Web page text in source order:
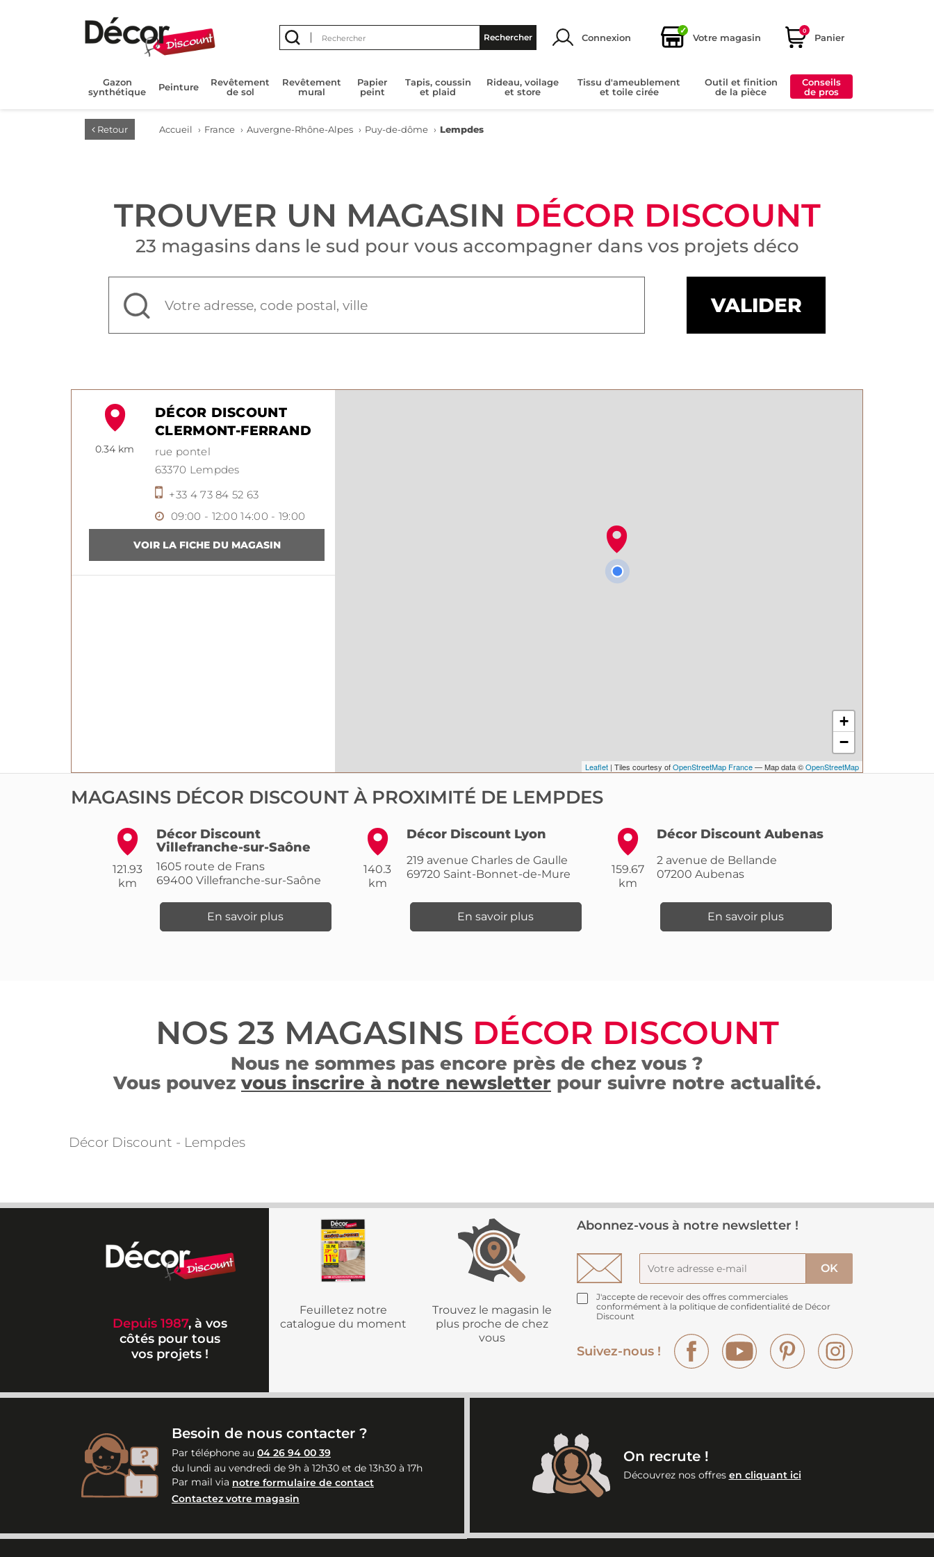
Rechercher Connexion
✓
Votre magasin
0
Panier
Gazon
synthétique
Peinture
Revêtement
de sol
Revêtement
mural
Papier
peint
Tapis, coussin
et plaid
Rideau, voilage
et store
Tissu d'ameublement
et toile cirée
Outil et finition
de la pièce
Conseils
de pros
Retour Accueil › France › Auvergne-Rhône-Alpes › Puy-de-dôme › Lempdes
TROUVER UN MAGASIN DÉCOR DISCOUNT
23 magasins dans le sud pour vous accompagner dans vos projets déco
0.34 km
DÉCOR DISCOUNT
CLERMONT-FERRAND
rue pontel
63370 Lempdes
+33 4 73 84 52 63
09:00 - 12:00 14:00 - 19:00
+
−
Leaflet| Tiles courtesy ofOpenStreetMap France— Map data ©OpenStreetMap
MAGASINS DÉCOR DISCOUNT À PROXIMITÉ DE LEMPDES
121.93
km
Décor Discount
Villefranche-sur-Saône
1605 route de Frans
69400 Villefranche-sur-Saône
En savoir plus
140.3
km
Décor Discount Lyon
219 avenue Charles de Gaulle
69720 Saint-Bonnet-de-Mure
En savoir plus
159.67
km
Décor Discount Aubenas
2 avenue de Bellande
07200 Aubenas
En savoir plus
NOS 23 MAGASINS DÉCOR DISCOUNT
Nous ne sommes pas encore près de chez vous ?
Vous pouvez vous inscrire à notre newsletter pour suivre notre actualité.
Décor Discount - Lempdes
Depuis 1987, à vos
côtés pour tous
vos projets !
Feuilletez notre
catalogue du moment
Trouvez le magasin le
plus proche de chez
vous
Abonnez-vous à notre newsletter !
J'accepte de recevoir des offres commerciales
conformément à la politique de confidentialité de Décor
Discount
Suivez-nous !
Facebook YouTube Pinterest
Besoin de nous contacter ?
Par téléphone au 04 26 94 00 39
du lundi au vendredi de 9h à 12h30 et de 13h30 à 17h
Par mail via notre formulaire de contact
Contactez votre magasin
On recrute !
Découvrez nos offres en cliquant ici